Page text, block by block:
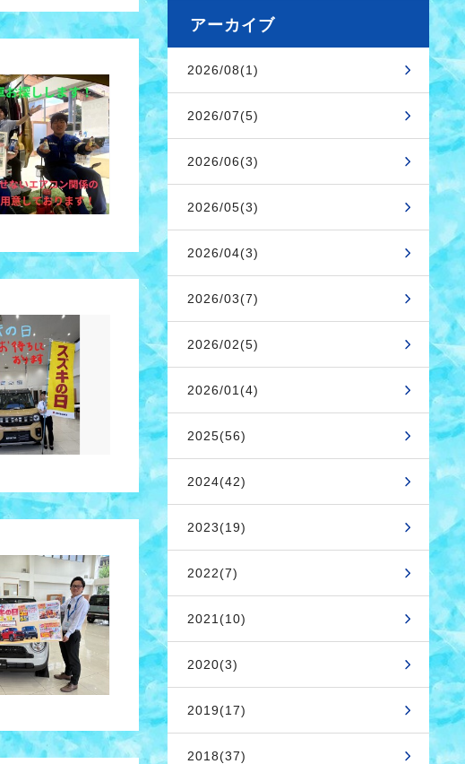
アーカイブ
2026/08(1)
2026/07(5)
2026/06(3)
2026/05(3)
2026/04(3)
2026/03(7)
2026/02(5)
2026/01(4)
2025(56)
2024(42)
2023(19)
2022(7)
2021(10)
2020(3)
2019(17)
2018(37)